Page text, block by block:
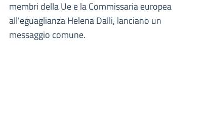
membri della Ue e la Commissaria europea
all’eguaglianza Helena Dalli, lanciano un
messaggio comune.